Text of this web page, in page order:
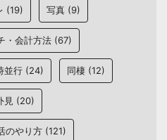
(19) 写真 (9)
・会計方法 (67)
並行 (24) 同棲 (12)
見 (20)
のやり方 (121)